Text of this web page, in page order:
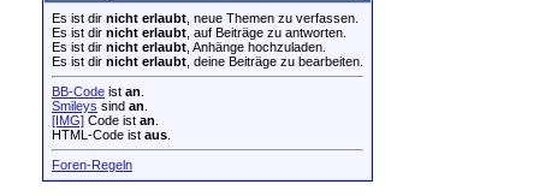
Es ist dir nicht erlaubt , neue Themen zu verfassen.
Es ist dir nicht erlaubt , auf Beiträge zu antworten.
Es ist dir nicht erlaubt , Anhänge hochzuladen.
Es ist dir nicht erlaubt , deine Beiträge zu bearbeiten.
BB-Code ist an
Smileys sind an
[IMG] Code ist an
HTML-Code ist aus
Foren-Regeln